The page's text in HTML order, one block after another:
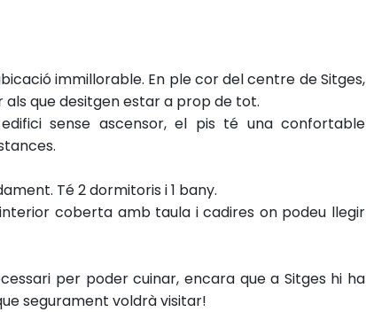
immillorable. En ple cor del centre de Sitges,
que desitgen estar a prop de tot.
sense ascensor, el pis té una confortable
Té 2 dormitoris i 1 bany.
coberta amb taula i cadires on podeu llegir
per poder cuinar, encara que a Sitges hi ha
segurament voldrà visitar!